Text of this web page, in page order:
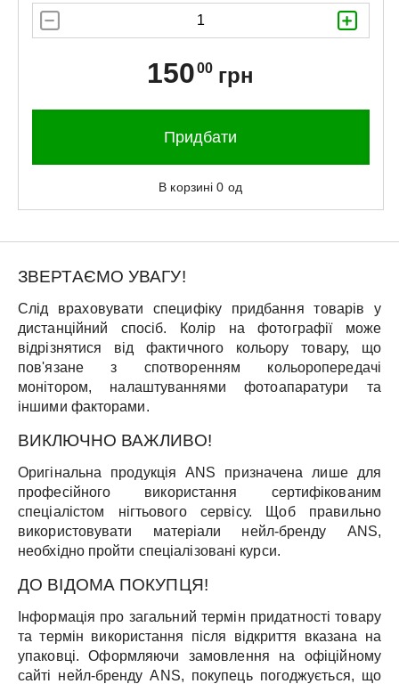
15000 грн
Придбати
В корзині0 од
ЗВЕРТАЄМО УВАГУ!
Слід враховувати специфіку придбання товарів у
дистанційний спосіб. Колір на фотографії може
відрізнятися від фактичного кольору товару, що
пов'язане з спотворенням кольоропередачі
монітором, налаштуваннями фотоапаратури та
іншими факторами.
ВИКЛЮЧНО ВАЖЛИВО!
Оригінальна продукція ANS призначена лише для
професійного використання сертифікованим
спеціалістом нігтьового сервісу. Щоб правильно
використовувати матеріали нейл-бренду ANS,
необхідно пройти спеціалізовані курси.
ДО ВІДОМА ПОКУПЦЯ!
Інформація про загальний термін придатності товару
та термін використання після відкриття вказана на
упаковці. Оформляючи замовлення на офіційному
сайті нейл-бренду ANS, покупець погоджується, що